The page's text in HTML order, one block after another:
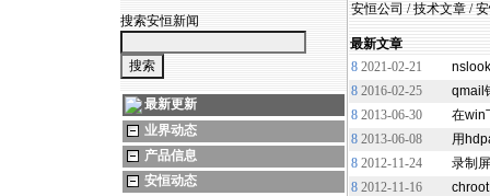
搜索安恒新闻
最新更新
业界动态
产品信息
安恒动态
安恒公司 /技术文章 /
最新文章
8 2021-02-21
8 2016-02-25
qmail
8 2013-06-30
在win
8 2013-06-08
用
8 2012-11-24
录制
8 2012-11-16